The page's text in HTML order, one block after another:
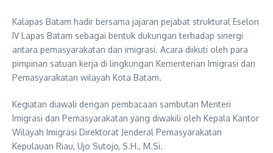
Kalapas Batam hadir bersama jajaran pejabat struktural Eselon
IV Lapas Batam sebagai bentuk dukungan terhadap sinergi
antara pemasyarakatan dan imigrasi. Acara diikuti oleh para
pimpinan satuan kerja di lingkungan Kementerian Imigrasi dan
Pemasyarakatan wilayah Kota Batam.
Kegiatan diawali dengan pembacaan sambutan Menteri
Imigrasi dan Pemasyarakatan yang diwakili oleh Kepala Kantor
Wilayah Imigrasi Direktorat Jenderal Pemasyarakatan
Kepulauan Riau, Ujo Sutojo, S.H., M.Si.